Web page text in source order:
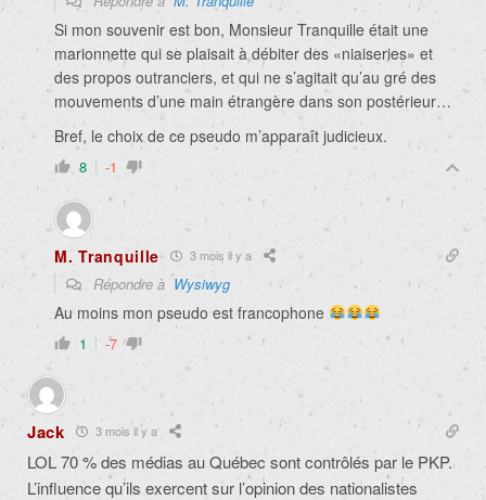
Si mon souvenir est bon, Monsieur Tranquille était une
marionnette qui se plaisait à débiter des «niaiseries» et
des propos outranciers, et qui ne s’agitait qu’au gré des
mouvements d’une main étrangère dans son postérieur…
Bref, le choix de ce pseudo m’apparaît judicieux.
8 -1
M. Tranquille 3 mois il y a
Répondre àWysiwyg
Au moins mon pseudo est francophone
1 -7
Jack 3 mois il y a
LOL 70 % des médias au Québec sont contrôlés par le PKP.
L’influence qu’ils exercent sur l’opinion des nationalistes